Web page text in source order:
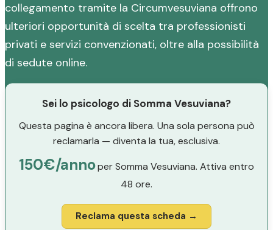
collegamento tramite la Circumvesuviana offrono
ulteriori opportunità di scelta tra professionisti
privati e servizi convenzionati, oltre alla possibilità
di sedute online.
Sei lo psicologo di Somma Vesuviana?
Questa pagina è ancora libera. Una sola persona può
reclamarla — diventa la tua, esclusiva.
150€/annoper Somma Vesuviana. Attiva entro
48 ore.
Reclama questa scheda →